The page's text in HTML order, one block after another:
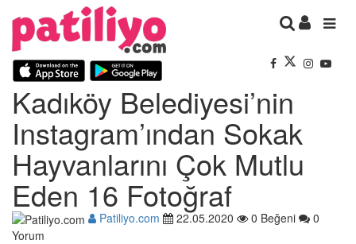
Kadıköy Belediyesi’nin
Instagram’ından Sokak
Hayvanlarını Çok Mutlu
Eden 16 Fotoğraf
Patiliyo.com 22.05.2020 0 Beğeni
0
Yorum